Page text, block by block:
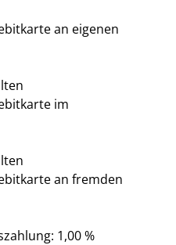
an eigenen
im
an fremden
1,00 %